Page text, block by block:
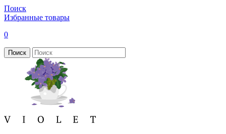
Поиск
Избранные товары
0
Поиск